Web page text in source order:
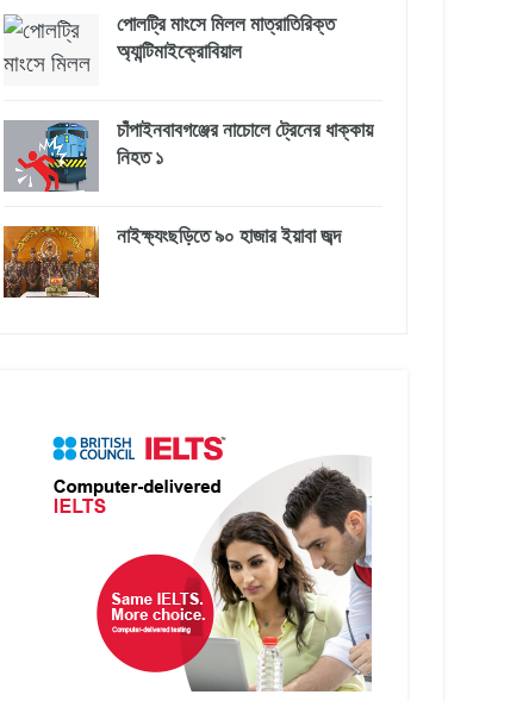
পোলট্রি মাংসে মিলল মাত্রাতিরিক্ত
অ্যান্টিমাইক্রোবিয়াল
চাঁপাইনবাবগঞ্জের নাচোলে ট্রেনের ধাক্কায়
নিহত ১
নাইক্ষ্যংছড়িতে ৯০ হাজার ইয়াবা জব্দ